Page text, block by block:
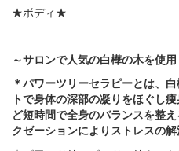
★ボディ★
～サロンで人気の白樺の木を使
＊パワーツリーセラピーとは、
トで身体の深部の凝りをほぐし
ど短時間で全身のバランスを整
クゼーションによりストレスの解